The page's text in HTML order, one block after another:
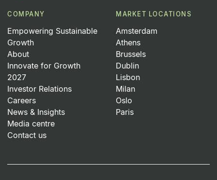
COMPANY
Empowering Sustainable
Growth
About
Innovate for Growth
2027
Investor Relations
Careers
News & Insights
Media centre
Contact us
MARKET LOCATIONS
Amsterdam
Athens
Brussels
Dublin
Lisbon
Milan
Oslo
Paris